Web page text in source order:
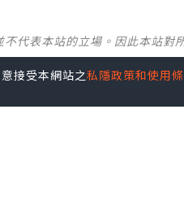
接受本網站之私隱政策和使用
代表本站的立場。因此本站